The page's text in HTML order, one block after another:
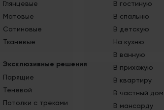
Глянцевые
Матовые
Сатиновые
Тканевые
Эксклюзивные решения
Парящие
Теневой
Потолки с треками
В гостиную
В спальню
В детскую
На кухню
В ванную
В прихожую
В квартиру
В частный дом
В мансарду